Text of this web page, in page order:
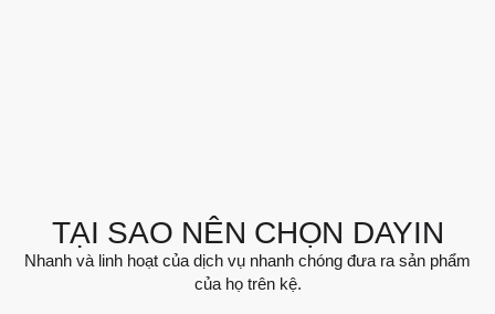
TẠI SAO NÊN CHỌN DAYIN
Nhanh và linh hoạt của dịch vụ nhanh chóng đưa ra sản phẩm
của họ trên kệ.